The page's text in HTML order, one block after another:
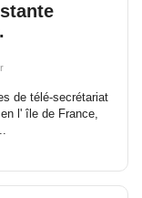
de télé-secrétariat
l' île de France,